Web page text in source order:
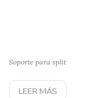
Soporte para split
LEER MÁS